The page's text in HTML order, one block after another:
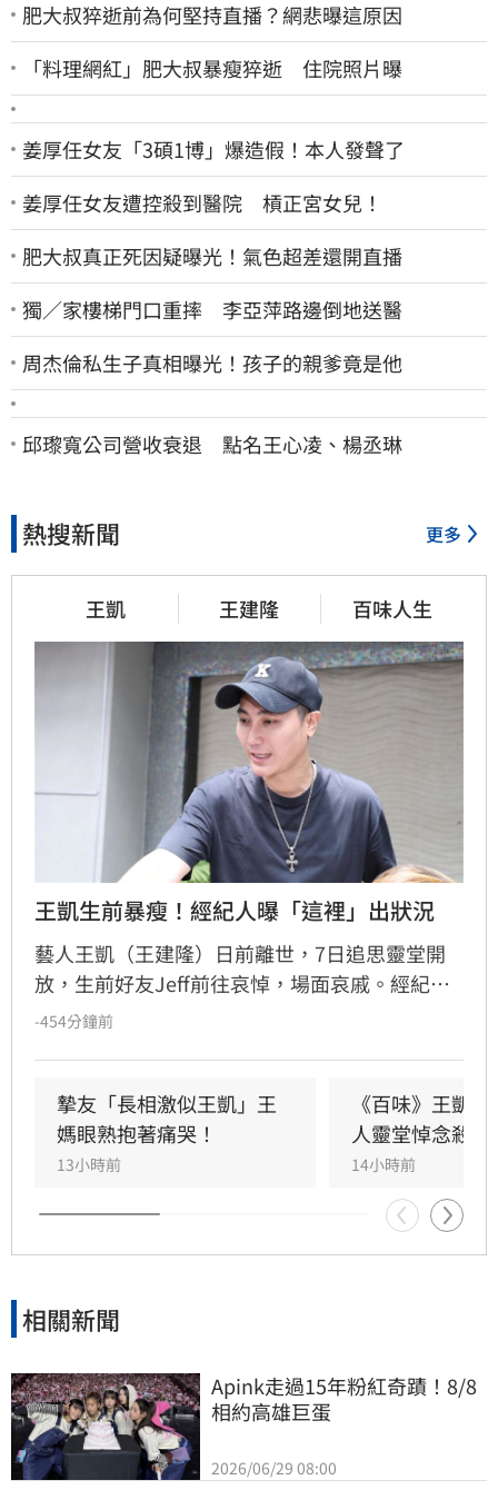
肥大叔猝逝前為何堅持直播？網悲曝這原因
「料理網紅」肥大叔暴瘦猝逝 住院照片曝
姜厚任女友「3碩1博」爆造假！本人發聲了
姜厚任女友遭控殺到醫院 槓正宮女兒！
肥大叔真正死因疑曝光！氣色超差還開直播
獨／家樓梯門口重摔 李亞萍路邊倒地送醫
周杰倫私生子真相曝光！孩子的親爹竟是他
邱瓈寬公司營收衰退 點名王心凌、楊丞琳
熱搜新聞 更多
王凱 王建隆 百味人生
王凱生前暴瘦！經紀人曝「這裡」出狀況
藝人王凱（王建隆）日前離世，7日追思靈堂開
放，生前好友Jeff前往哀悼，場面哀戚。經紀人
透露，王凱生前曾因腸胃炎消瘦，離世前一週還
Jeff當場淚崩。演藝圈大姐大邱瓈寬得知後，主
動伸出援手協助王家處理後事，展現十足義氣。
王凱離世消息震驚演藝圈，許多好友紛紛表達不
捨，願其一路好走，家屬目前正全力處理告別式
相關事宜，場面令人鼻酸。
-454分鐘前
摯友「長相激似王凱」王
媽眼熟抱著痛哭！
13小時前
《百味》王凱
人靈堂悼念殺青
14小時前
相關新聞
Apink走過15年粉紅奇蹟！8/8
相約高雄巨蛋
2026/06/29 08:00